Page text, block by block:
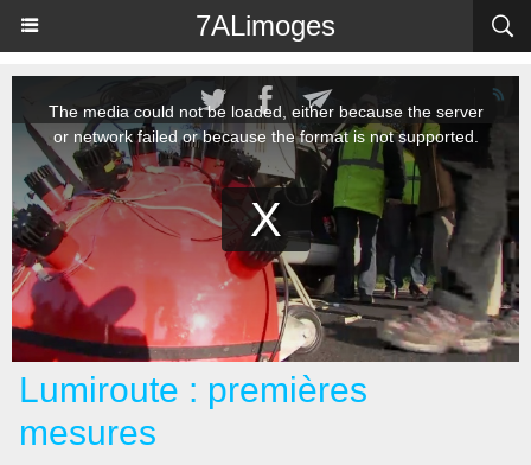
7ALimoges
Lumiroute : premières
mesures